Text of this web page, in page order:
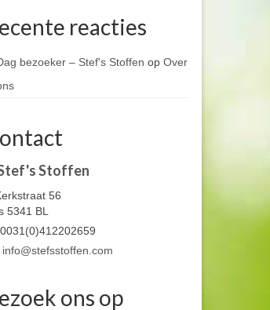
reacties
bezoeker – Stef's Stoffen op Over
Stoffen
56
5341 BL
0031(0)412202659
info@stefsstoffen.com
ons op